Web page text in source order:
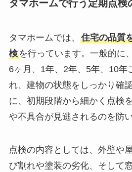
タマホームで行う定期点検
タマホームでは、 住宅の品質
検を行っています。一般的に
6ヶ月、1年、2年、5年、10年
れ、建物の状態をしっかり確
に、初期段階から細かく点検
や不具合が見逃されるのを防
点検の内容としては、外壁や
び割れや塗装の劣化、そして